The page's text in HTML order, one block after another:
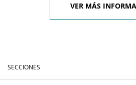
VER MÁS
SECCIONES